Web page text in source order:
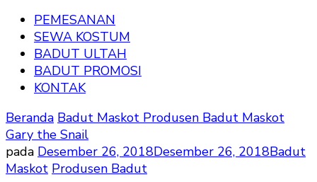
PEMESANAN
SEWA KOSTUM
BADUT ULTAH
BADUT PROMOSI
KONTAK
Beranda Badut Maskot Produsen Badut Maskot
Gary the Snail
pada Desember 26, 2018Desember 26, 2018Badut
Maskot Produsen Badut